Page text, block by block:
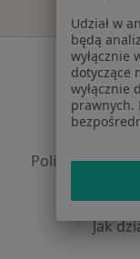
Polityka
dane
Jak
Udział w
będą
wyłącznie
dotyczące
wyłącznie
prawnych.